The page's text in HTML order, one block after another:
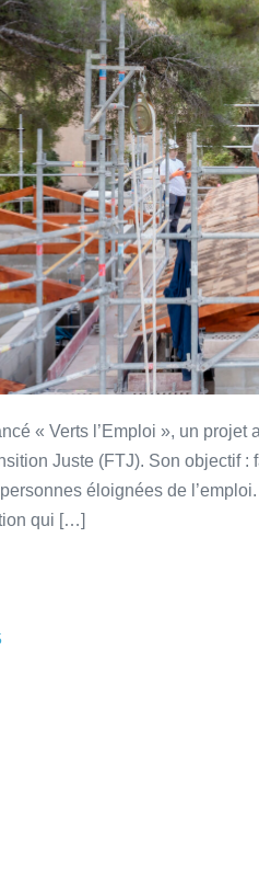
« Verts l’Emploi », un
Juste (FTJ). Son objectif
éloignées de
qui […]